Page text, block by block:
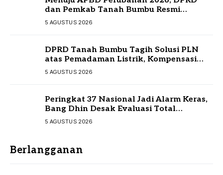
dan Pemkab Tanah Bumbu Resmi
Sepakati KUA-PPAS
5 AGUSTUS 2026
DPRD Tanah Bumbu Tagih Solusi PLN
atas Pemadaman Listrik, Kompensasi
Pelanggan Belum Diputuskan
5 AGUSTUS 2026
Peringkat 37 Nasional Jadi Alarm Keras,
Bang Dhin Desak Evaluasi Total
Pelayanan Investasi Kalsel
5 AGUSTUS 2026
Berlangganan